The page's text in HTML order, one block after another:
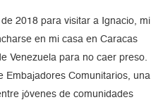
2018 para visitar a Ignacio, mi
en mi casa en Caracas
Venezuela para no caer preso.
Embajadores Comunitarios, una
jóvenes de comunidades